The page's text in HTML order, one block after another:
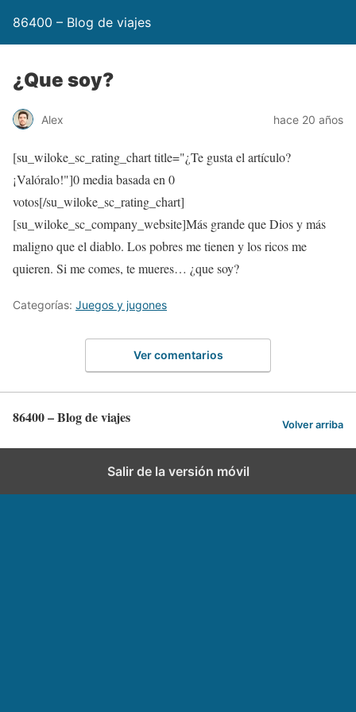
86400 – Blog de viajes
¿Que soy?
Alex hace 20 años
[su_wiloke_sc_rating_chart title="¿Te gusta el artículo?
¡Valóralo!"]0media basada en 0
votos[/su_wiloke_sc_rating_chart]
[su_wiloke_sc_company_website]Más grande que Dios y más
maligno que el diablo. Los pobres me tienen y los ricos me
quieren. Si me comes, te mueres… ¿que soy?
Categorías: Juegos y jugones
Ver comentarios
86400 – Blog de viajes Volver arriba
Salir de la versión móvil